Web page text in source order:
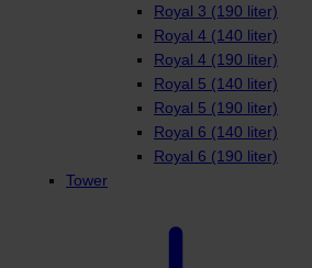
Royal 3 (190 liter)
Royal 4 (140 liter)
Royal 4 (190 liter)
Royal 5 (140 liter)
Royal 5 (190 liter)
Royal 6 (140 liter)
Royal 6 (190 liter)
Tower